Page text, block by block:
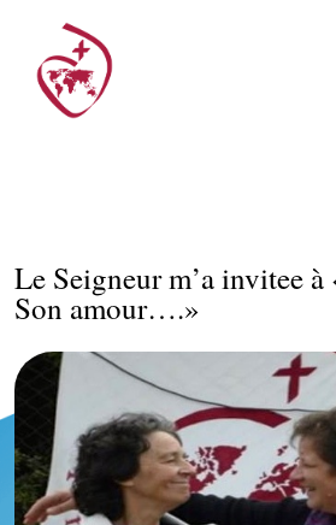
Le Seigneur m’a invitee à
Son amour….»